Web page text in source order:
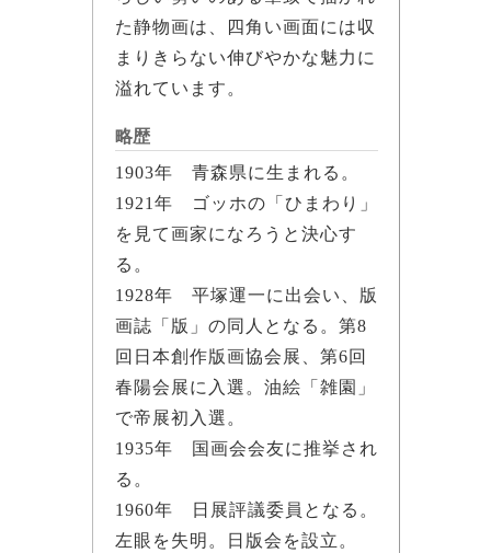
た静物画は、四角い画面には収
まりきらない伸びやかな魅力に
溢れています。
略歴
1903年 青森県に生まれる。
1921年 ゴッホの「ひまわり」
を見て画家になろうと決心す
る。
1928年 平塚運一に出会い、版
画誌「版」の同人となる。第8
回日本創作版画協会展、第6回
春陽会展に入選。油絵「雑園」
で帝展初入選。
1935年 国画会会友に推挙され
る。
1960年 日展評議委員となる。
左眼を失明。日版会を設立。